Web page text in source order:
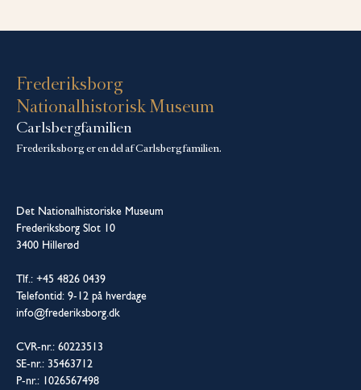
Frederiksborg
Nationalhistorisk Museum
Carlsbergfamilien
Frederiksborg er en del af Carlsbergfamilien.
Det Nationalhistoriske Museum
Frederiksborg Slot 10
3400 Hillerød
Tlf.: +45 4826 0439
Telefontid: 9-12 på hverdage
info@frederiksborg.dk
CVR-nr.: 60223513
SE-nr.: 35463712
P-nr.: 1026567498